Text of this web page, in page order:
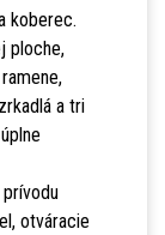
koberec.
ploche,
a tri
otváracie